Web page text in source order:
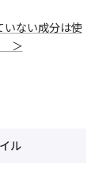
いない成分は使
＞
ル